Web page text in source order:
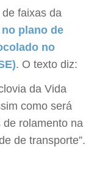
faixas da
no plano de
no
. O texto diz:
da Vida
como será
de rolamento na
de transporte”.